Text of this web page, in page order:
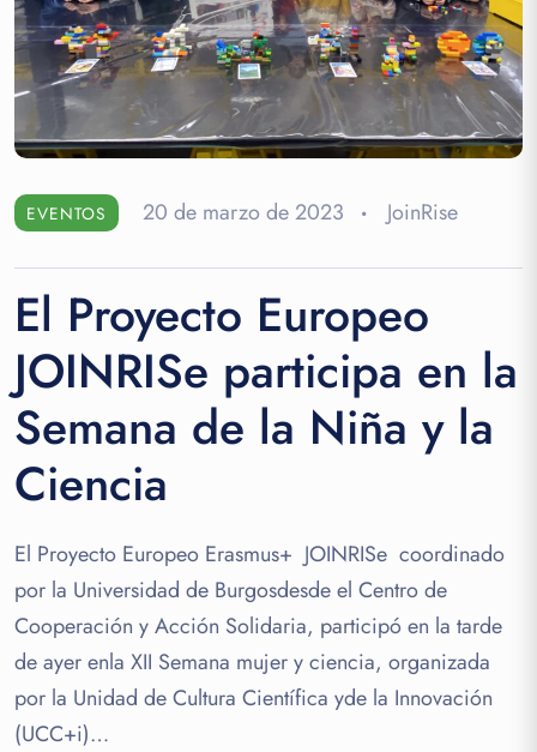
EVENTOS 20 de marzo de 2023 JoinRise
El Proyecto Europeo
JOINRISe participa en la
Semana de la Niña y la
Ciencia
El Proyecto Europeo Erasmus+ JOINRISe coordinado
por la Universidad de Burgosdesde el Centro de
Cooperación y Acción Solidaria, participó en la tarde
de ayer enla XII Semana mujer y ciencia, organizada
por la Unidad de Cultura Científica yde la Innovación
(UCC+i)…